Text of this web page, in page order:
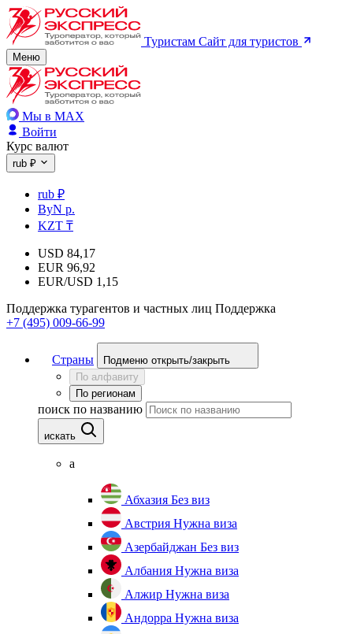
Туристам Сайт для туристов
Меню
Мы в MAX
Войти
Курс валют
rub ₽
rub ₽
ByN р.
KZT ₸
USD 84,17
EUR 96,92
EUR/USD 1,15
Поддержка турагентов и частных лиц Поддержка
+7 (495) 009-66-99
Страны
Подменю открыть/закрыть
По алфавиту
По регионам
поиск по названию
искать
а
Абхазия Без виз
Австрия Нужна виза
Азербайджан Без виз
Албания Нужна виза
Алжир Нужна виза
Андорра Нужна виза